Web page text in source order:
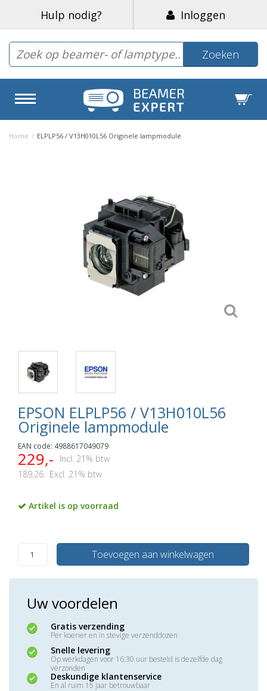
Hulp nodig? Inloggen
Zoeken
Home / ELPLP56 / V13H010L56 Originele lampmodule
EPSON ELPLP56 / V13H010L56
Originele lampmodule
EAN code: 4988617049079
229,-
Incl. 21% btw
189,26 Excl. 21% btw
Artikel is op voorraad
Toevoegen aan winkelwagen
Uw voordelen
Gratis verzending
Per koerier en in stevige verzenddozen
Snelle levering
Op werkdagen voor 16:30 uur besteld is dezelfde dag
verzonden
Deskundige klantenservice
En al ruim 15 jaar betrouwbaar